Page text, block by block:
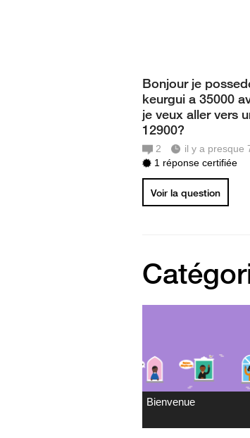
Bonjour je
keurgui a 35000
je veux aller vers
12900?
2
il y a presque
1 réponse certifiée
Voir la question
Bienvenue